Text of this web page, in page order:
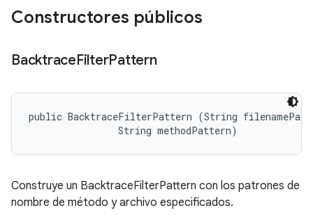
Constructores públicos
BacktraceFilterPattern
public BacktraceFilterPattern (String
                String methodPattern)
Construye un BacktraceFilterPattern con los patrones de
nombre de método y archivo especificados.